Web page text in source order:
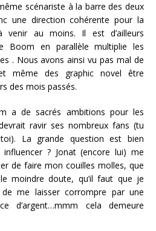
scénariste à la barre des deux
une direction cohérente pour la
venir au moins. Il est d’ailleurs
Boom en parallèle multiplie les
. Nous avons ainsi vu pas mal de
même des graphic novel être
des mois passés.
a de sacrés ambitions pour les
ravir ses nombreux fans (tu
La grande question est bien
? Jonat (encore lui) me
de faire mon couilles molles, que
moindre doute, qu’il faut que je
me laisser corrompre par une
d’argent…mmm cela demeure